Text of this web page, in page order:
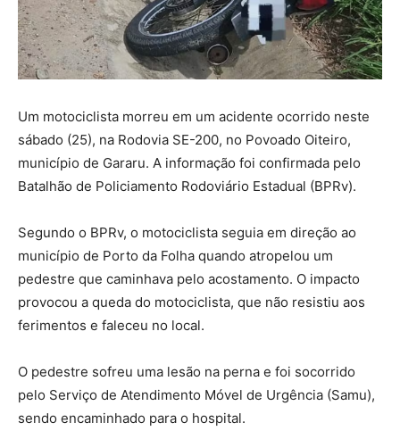
Um motociclista morreu em um acidente ocorrido neste
sábado (25), na Rodovia SE-200, no Povoado Oiteiro,
município de Gararu. A informação foi confirmada pelo
Batalhão de Policiamento Rodoviário Estadual (BPRv).
Segundo o BPRv, o motociclista seguia em direção ao
município de Porto da Folha quando atropelou um
pedestre que caminhava pelo acostamento. O impacto
provocou a queda do motociclista, que não resistiu aos
ferimentos e faleceu no local.
O pedestre sofreu uma lesão na perna e foi socorrido
pelo Serviço de Atendimento Móvel de Urgência (Samu),
sendo encaminhado para o hospital.